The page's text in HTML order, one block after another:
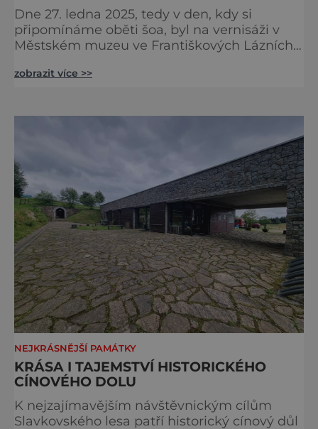
Dne 27. ledna 2025, tedy v den, kdy si
připomínáme oběti šoa, byl na vernisáži v
Městském muzeu ve Františkových Lázních
nacisty zničena v roce 1938. Do lázeňského
některé události spojené s touto významnou
zobrazit více >>
NEJKRÁSNĚJŠÍ PAMÁTKY
KRÁSA I TAJEMSTVÍ HISTORICKÉHO
CÍNOVÉHO DOLU
K nejzajímavějším návštěvnickým cílům
Slavkovského lesa patří historický cínový důl